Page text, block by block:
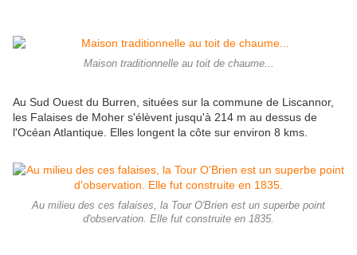
Maison traditionnelle au toit de chaume...
Au Sud Ouest du Burren, situées sur la commune de Liscannor,
les Falaises de Moher s'élèvent jusqu'à 214 m au dessus de
l'Océan Atlantique. Elles longent la côte sur environ 8 kms.
Au milieu des ces falaises, la Tour O'Brien est un superbe point
d'observation. Elle fut construite en 1835.